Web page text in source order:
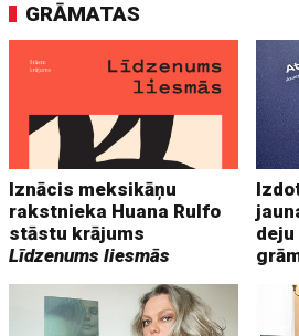
GRĀMATAS
Iznācis meksikāņu
rakstnieka Huana Rulfo
stāstu krājums
Līdzenums liesmās